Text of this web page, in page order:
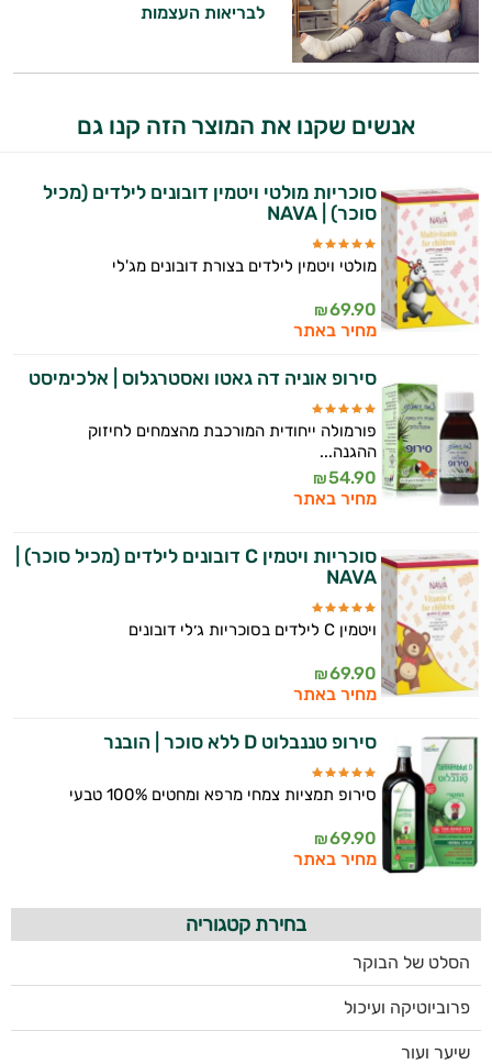
לבריאות העצמות
אנשים שקנו את המוצר הזה קנו גם
סוכריות מולטי ויטמין דובונים לילדים (מכיל
סוכר) | NAVA
מולטי ויטמין לילדים בצורת דובונים מג'לי
69.90
₪
מחיר באתר
סירופ אוניה דה גאטו ואסטרגלוס | אלכימיסט
פורמולה ייחודית המורכבת מהצמחים לחיזוק
ההגנה...
54.90
₪
מחיר באתר
סוכריות ויטמין C דובונים לילדים (מכיל סוכר) |
NAVA
ויטמין C לילדים בסוכריות ג׳לי דובונים
69.90
₪
מחיר באתר
סירופ טננבלוט D ללא סוכר | הובנר
סירופ תמציות צמחי מרפא ומחטים 100% טבעי
69.90
₪
מחיר באתר
בחירת קטגוריה
הסלט של הבוקר
פרוביוטיקה ועיכול
שיער ועור
אני כאן כדי לעזור לך להתאים את תוספי
התזונה ומוצרי הבריאות המדויקים למטרות
יום וגם בתחום הכושר והספורט.
המטרה שלי היא להתאים עבורך המלצות
אישיות מבוססות מדעית.
זה הזמן להתחיל. איך אוכל לעזור?